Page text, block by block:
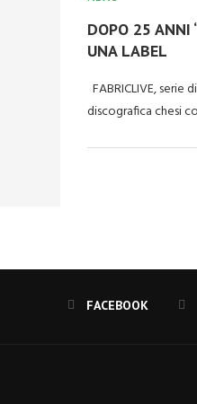
DOPO 25 ANNI
UNA LABEL
FABRICLIVE,
discografica chesi
FACEBOOK